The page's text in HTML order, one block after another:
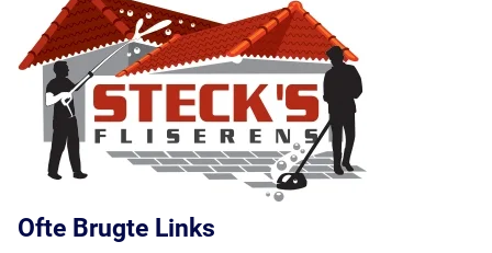
Ofte Brugte Links